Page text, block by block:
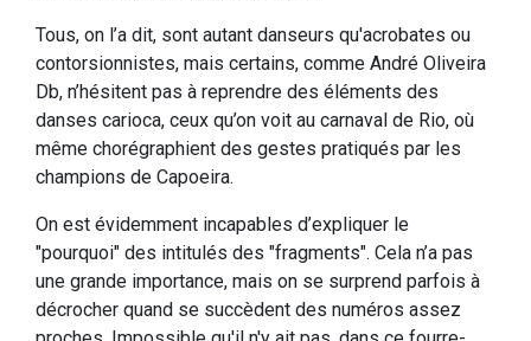
Tous, on l’a dit, sont autant danseurs qu'acrobates ou
contorsionnistes, mais certains, comme André Oliveira
Db, n’hésitent pas à reprendre des éléments des
danses carioca, ceux qu’on voit au carnaval de Rio, où
même chorégraphient des gestes pratiqués par les
champions de Capoeira.
On est évidemment incapables d’expliquer le
"pourquoi" des intitulés des "fragments". Cela n’a pas
une grande importance, mais on se surprend parfois à
décrocher quand se succèdent des numéros assez